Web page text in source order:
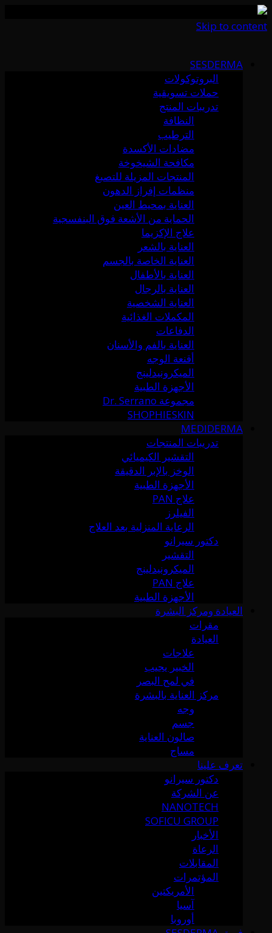
Skip to content
SESDERMA
البروتوكولات
حملات تسويقية
تدريبات المنتج
النظافة
الترطيب
مضادات الأكسدة
مكافحة الشيخوخة
المنتجات المزيلة للتصبغ
منظمات إفراز الدهون
العناية بمحيط العين
الحماية من الأشعة فوق البنفسجية
علاج الإكزيما
العناية بالشعر
العناية الخاصة بالجسم
العناية بالأطفال
العناية بالرجال
العناية الشخصية
المكملات الغذائية
الدفاعات
العناية بالفم والأسنان
أقنعة الوجه
الميكرونيدلينج
الأجهزة الطبية
مجموعة Dr. Serrano
SHOPHIESKIN
MEDIDERMA
تدريبات المنتجات
التقشير الكيميائي
الوخز بالإبر الدقيقة
الأجهزة الطبية
علاج PAN
الفيلرز
الرعاية المنزلية بعد العلاج
دكتور سيرانو
التقشير
الميكرونيدلينج
علاج PAN
الأجهزة الطبية
العيادة ومركز البشرة
مقرات
العيادة
علاجات
الخبير يجيب
في لمح البصر
مركز العناية بالبشرة
وجه
جسم
صالون العناية
مساج
تعرف علينا
دكتور سيرانو
عن الشركة
NANOTECH
SOFICU GROUP
الأخبار
الرعاة
المقابلات
المؤتمرات
الأمريكتين
آسيا
أوروبا